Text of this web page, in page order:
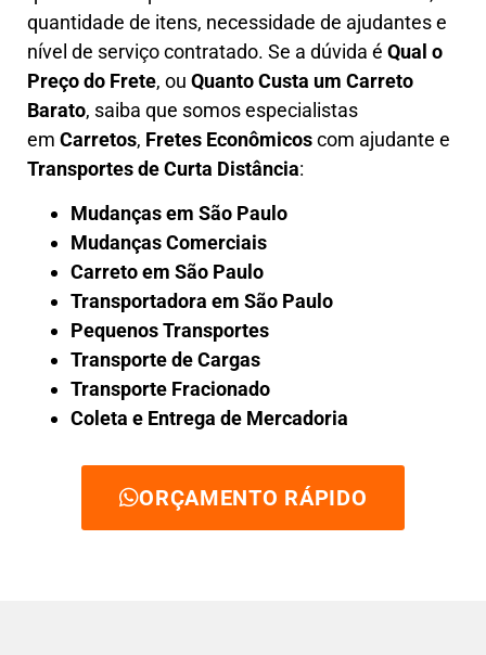
quantidade de itens, necessidade de ajudantes e
nível de serviço contratado. Se a dúvida é Qual o
Preço do Frete, ou Quanto Custa um Carreto
Barato, saiba que somos especialistas
em Carretos, Fretes Econômicoscom ajudante e
Transportes de Curta Distância:
Mudanças em São Paulo
Mudanças Comerciais
Carreto em São Paulo
Transportadora em São Paulo
Pequenos Transportes
Transporte de Cargas
Transporte Fracionado
Coleta e Entrega de Mercadoria
ORÇAMENTO RÁPIDO